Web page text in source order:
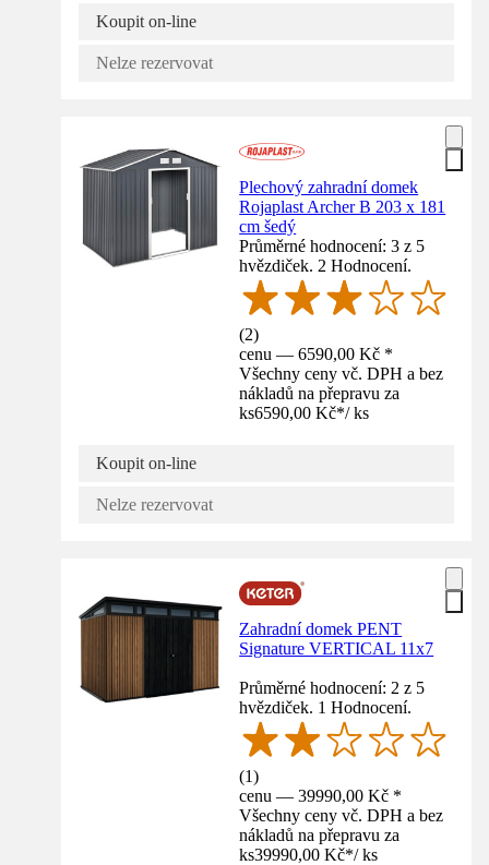
Koupit on-line
Nelze rezervovat
Plechový zahradní domek
Rojaplast Archer B 203 x 181
cm šedý
Průměrné hodnocení: 3 z 5
hvězdiček. 2 Hodnocení.
(2)
cenu — 6590,00 Kč *
Všechny ceny vč. DPH a bez
nákladů na přepravu za
ks6590,00 Kč*/ ks
Koupit on-line
Nelze rezervovat
Zahradní domek PENT
Signature VERTICAL 11x7
Průměrné hodnocení: 2 z 5
hvězdiček. 1 Hodnocení.
(1)
cenu — 39990,00 Kč *
Všechny ceny vč. DPH a bez
nákladů na přepravu za
ks39990,00 Kč*/ ks